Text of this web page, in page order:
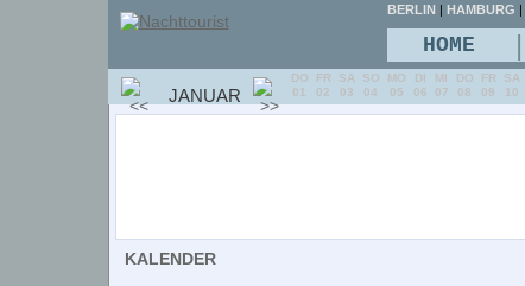
KALENDER
BERLIN | HAMBURG |
HOME |
JANUAR
DO
01
FR
02
SA
03
SO
04
MO
05
DI
06
MI
07
DO
08
FR
09
SA
10